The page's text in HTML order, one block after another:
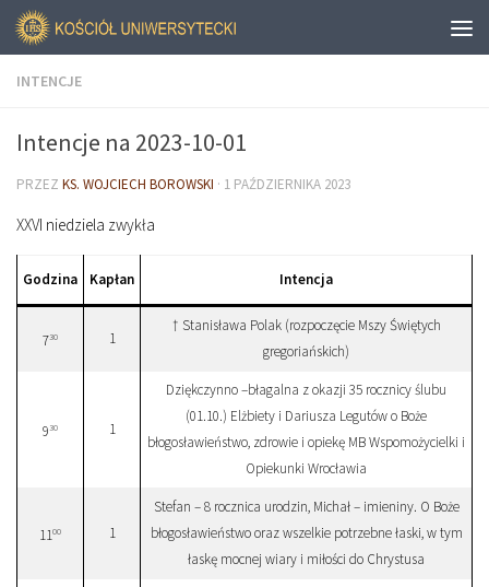
INTENCJE
Intencje na 2023-10-01
PRZEZ KS. WOJCIECH BOROWSKI · 1 PAŹDZIERNIKA 2023
XXVI niedziela zwykła
Godzina Kapłan Intencja
730 1
† Stanisława Polak (rozpoczęcie Mszy Świętych
gregoriańskich)
930 1
Dziękczynno –błagalna z okazji 35 rocznicy ślubu
(01.10.) Elżbiety i Dariusza Legutów o Boże
błogosławieństwo, zdrowie i opiekę MB Wspomożycielki i
Opiekunki Wrocławia
1100 1
Stefan – 8 rocznica urodzin, Michał – imieniny. O Boże
błogosławieństwo oraz wszelkie potrzebne łaski, w tym
łaskę mocnej wiary i miłości do Chrystusa